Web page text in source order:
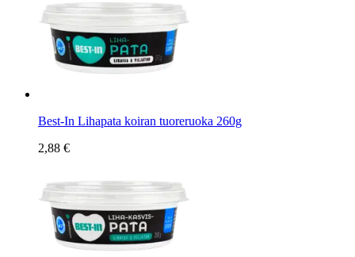
Best-In Lihapata koiran tuoreruoka 260g
2,88 €